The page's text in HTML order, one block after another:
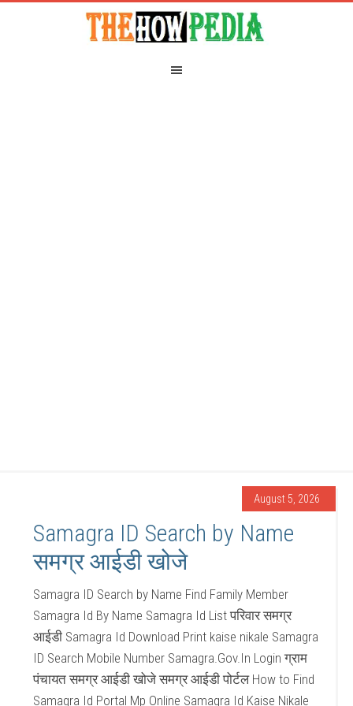
August 5, 2026
Samagra ID Search by Name
समग्र आईडी खोजे
Samagra ID Search by Name Find Family Member
Samagra Id By Name Samagra Id List परिवार समग्र
आईडी Samagra Id Download Print kaise nikale Samagra
ID Search Mobile Number Samagra.Gov.In Login ग्राम
पंचायत समग्र आईडी खोजे समग्र आईडी पोर्टल How to Find
Samagra Id Portal Mp Online Samagra Id Kaise Nikale